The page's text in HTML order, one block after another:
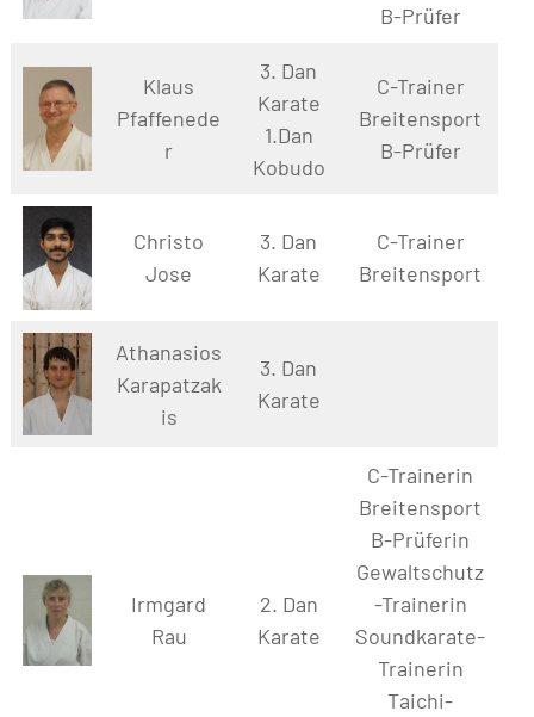
B-Prüfer
Klaus
Pfaffenede
r
3. Dan
Karate
1.Dan
Kobudo
C-Trainer
Breitensport
B-Prüfer
Christo
Jose
3. Dan
Karate
C-Trainer
Breitensport
Athanasios
Karapatzak
is
3. Dan
Karate
Irmgard
Rau
2. Dan
Karate
C-Trainerin
Breitensport
B-Prüferin
Gewaltschutz
-Trainerin
Soundkarate-
Trainerin
Taichi-